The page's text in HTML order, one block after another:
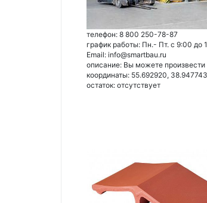
телефон: 8 800 250-78-87
график работы: Пн.- Пт. с 9:00 до
Email: info@smartbau.ru
описание: Вы можете произвести
координаты: 55.692920, 38.947743
остаток: отсутствует